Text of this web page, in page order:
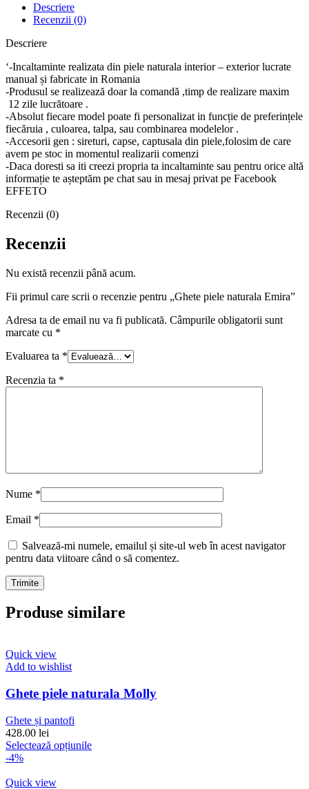
Descriere
Recenzii (0)
Descriere
‘-Incaltaminte realizata din piele naturala interior – exterior lucrate
manual și fabricate in Romania
-Produsul se realizează doar la comandă ,timp de realizare maxim
12 zile lucrătoare .
-Absolut fiecare model poate fi personalizat in funcție de preferințele
fiecăruia , culoarea, talpa, sau combinarea modelelor .
-Accesorii gen : sireturi, capse, captusala din piele,folosim de care
avem pe stoc in momentul realizarii comenzi
-Daca doresti sa iti creezi propria ta incaltaminte sau pentru orice altă
informație te așteptăm pe chat sau in mesaj privat pe Facebook
EFFETO
Recenzii (0)
Recenzii
Nu există recenzii până acum.
Fii primul care scrii o recenzie pentru „Ghete piele naturala Emira”
Adresa ta de email nu va fi publicată. Câmpurile obligatorii sunt
marcate cu *
Evaluarea ta *
Recenzia ta *
Nume *
Email *
Salvează-mi numele, emailul și site-ul web în acest navigator
pentru data viitoare când o să comentez.
Produse similare
Quick view
Add to wishlist
Ghete piele naturala Molly
Ghete și pantofi
428.00 lei
Selectează opțiunileAcest
-4%
Quick view